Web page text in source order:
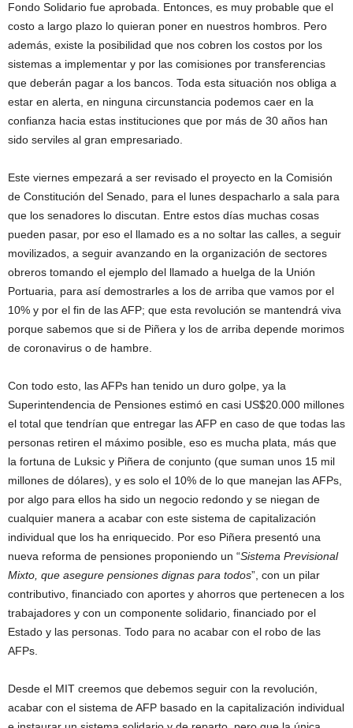
Fondo Solidario fue aprobada. Entonces, es muy probable que el
costo a largo plazo lo quieran poner en nuestros hombros. Pero
además, existe la posibilidad que nos cobren los costos por los
sistemas a implementar y por las comisiones por transferencias
que deberán pagar a los bancos. Toda esta situación nos obliga a
estar en alerta, en ninguna circunstancia podemos caer en la
confianza hacia estas instituciones que por más de 30 años han
sido serviles al gran empresariado.
Este viernes empezará a ser revisado el proyecto en la Comisión
de Constitución del Senado, para el lunes despacharlo a sala para
que los senadores lo discutan. Entre estos días muchas cosas
pueden pasar, por eso el llamado es a no soltar las calles, a seguir
movilizados, a seguir avanzando en la organización de sectores
obreros tomando el ejemplo del llamado a huelga de la Unión
Portuaria, para así demostrarles a los de arriba que vamos por el
10% y por el fin de las AFP; que esta revolución se mantendrá viva
porque sabemos que si de Piñera y los de arriba depende morimos
de coronavirus o de hambre.
Con todo esto, las AFPs han tenido un duro golpe, ya la
Superintendencia de Pensiones estimó en casi US$20.000 millones
el total que tendrían que entregar las AFP en caso de que todas las
personas retiren el máximo posible, eso es mucha plata, más que
la fortuna de Luksic y Piñera de conjunto (que suman unos 15 mil
millones de dólares), y es solo el 10% de lo que manejan las AFPs,
por algo para ellos ha sido un negocio redondo y se niegan de
cualquier manera a acabar con este sistema de capitalización
individual que los ha enriquecido. Por eso Piñera presentó una
nueva reforma de pensiones proponiendo un “Sistema Previsional
Mixto, que asegure pensiones dignas para todos”, con un pilar
contributivo, financiado con aportes y ahorros que pertenecen a los
trabajadores y con un componente solidario, financiado por el
Estado y las personas. Todo para no acabar con el robo de las
AFPs.
Desde el MIT creemos que debemos seguir con la revolución,
acabar con el sistema de AFP basado en la capitalización individual